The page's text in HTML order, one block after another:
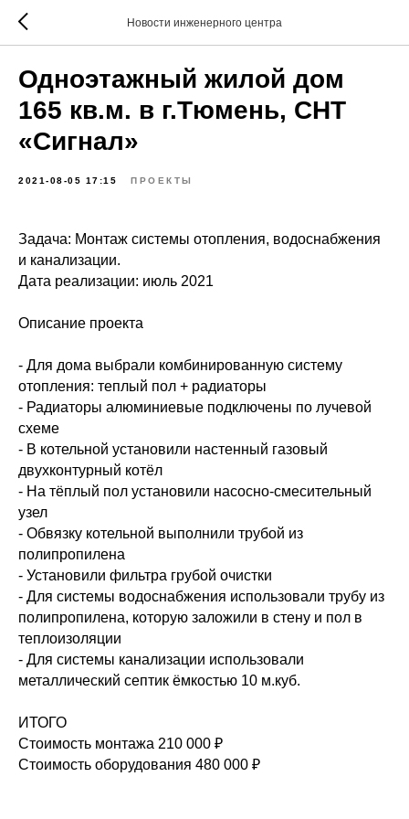
Новости инженерного центра
Одноэтажный жилой дом
165 кв.м. в г.Тюмень, СНТ
«Сигнал»
2021-08-05 17:15 ПРОЕКТЫ
Задача: Монтаж системы отопления, водоснабжения
и канализации.
Дата реализации: июль 2021
Описание проекта
- Для дома выбрали комбинированную систему
отопления: теплый пол + радиаторы
- Радиаторы алюминиевые подключены по лучевой
схеме
- В котельной установили настенный газовый
двухконтурный котёл
- На тёплый пол установили насосно-смесительный
узел
- Обвязку котельной выполнили трубой из
полипропилена
- Установили фильтра грубой очистки
- Для системы водоснабжения использовали трубу из
полипропилена, которую заложили в стену и пол в
теплоизоляции
- Для системы канализации использовали
металлический септик ёмкостью 10 м.куб.
ИТОГО
Стоимость монтажа 210 000 ₽
Стоимость оборудования 480 000 ₽